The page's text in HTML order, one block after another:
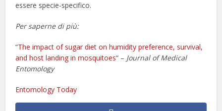
essere specie-specifico.
Per saperne di più:
“The impact of sugar diet on humidity preference, survival,
and host landing in mosquitoes“ – Journal of Medical
Entomology
Entomology Today